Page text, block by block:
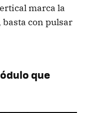
marca la
con pulsar
que